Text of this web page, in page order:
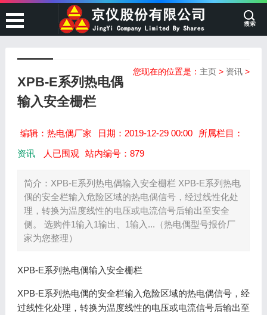
您现在的位置是： 主页 > 资讯 >
XPB-E系列热电偶
输入安全栅栏
编辑：热电偶厂家 日期：2019-12-29 00:00
所属栏目：
资讯
人已围观 站内编号：879
简介：XPB-E系列热电偶输入安全栅栏 XPB-E系列热电
偶的安全栏输入危险区域的热电偶信号，经过线性化处
理，转换为温度线性的电压或电流信号后输出至安全
侧。 选购件1输入1输出、1输入...（热电偶型号报价厂
家为您整理）
XPB-E系列热电偶输入安全栅栏
XPB-E系列热电偶的安全栏输入危险区域的热电偶信号，经
过线性化处理，转换为温度线性的电压或电流信号后输出至